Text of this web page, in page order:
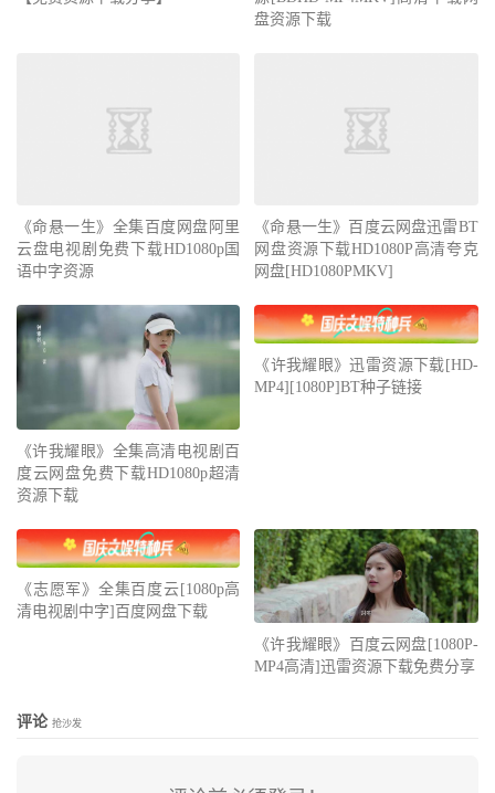
盘资源下载
《命悬一生》全集百度网盘阿里
云盘电视剧免费下载HD1080p国
语中字资源
《命悬一生》百度云网盘迅雷BT
网盘资源下载HD1080P高清夸克
网盘[HD1080PMKV]
《许我耀眼》全集高清电视剧百
度云网盘免费下载HD1080p超清
资源下载
《许我耀眼》迅雷资源下载[HD-
MP4][1080P]BT种子链接
《志愿军》全集百度云[1080p高
清电视剧中字]百度网盘下载
《许我耀眼》百度云网盘[1080P-
MP4高清]迅雷资源下载免费分享
评论 抢沙发